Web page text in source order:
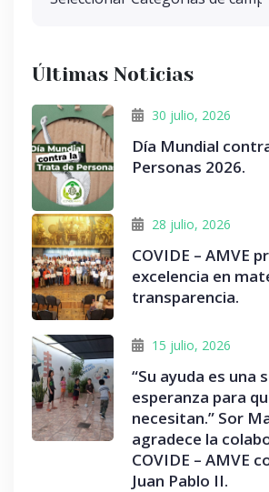
Últimas Noticias
30 julio, 2026
Día Mundial
Personas 2026.
28 julio, 2026
COVIDE – AMVE
excelencia en
transparencia.
15 julio, 2026
“Su ayuda es una
esperanza para
necesitan.” Sor
agradece la
COVIDE – AMVE
Juan Pablo II.